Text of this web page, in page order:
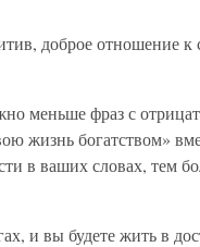
доброе отношение к
меньше фраз с
жизнь богатством»
в ваших словах, тем
и вы будете жить в